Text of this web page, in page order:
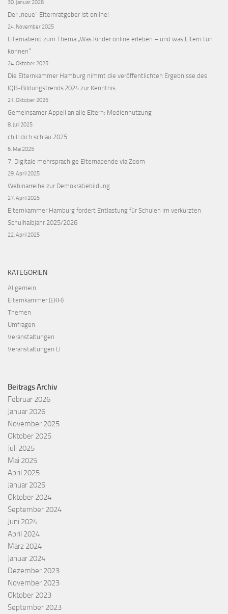
30. Januar 2026
Der „neue“ Elternratgeber ist online!
24. November 2025
Elternabend zum Thema „Was Kinder online erleben – und was Eltern tun
können“
24. Oktober 2025
Die Elternkammer Hamburg nimmt die veröffentlichten Ergebnisse des
IQB‑Bildungstrends 2024 zur Kenntnis
21. Oktober 2025
Gemeinsamer Appell an alle Eltern: Mediennutzung
8. Juli 2025
chill dich schlau 2025
6. Mai 2025
7. Digitale mehrsprachige Elternabende via Zoom
29. April 2025
Webinarreihe zur Demokratiebildung
27. April 2025
Elternkammer Hamburg fordert Entlastung für Schulen im verkürzten
Schulhalbjahr 2025/2026
22. April 2025
KATEGORIEN
Allgemein
Elternkammer (EKH)
Themen
Umfragen
Veranstaltungen
Veranstaltungen LI
Beitrags Archiv
Februar 2026
Januar 2026
November 2025
Oktober 2025
Juli 2025
Mai 2025
April 2025
Januar 2025
Oktober 2024
September 2024
Juni 2024
April 2024
März 2024
Januar 2024
Dezember 2023
November 2023
Oktober 2023
September 2023